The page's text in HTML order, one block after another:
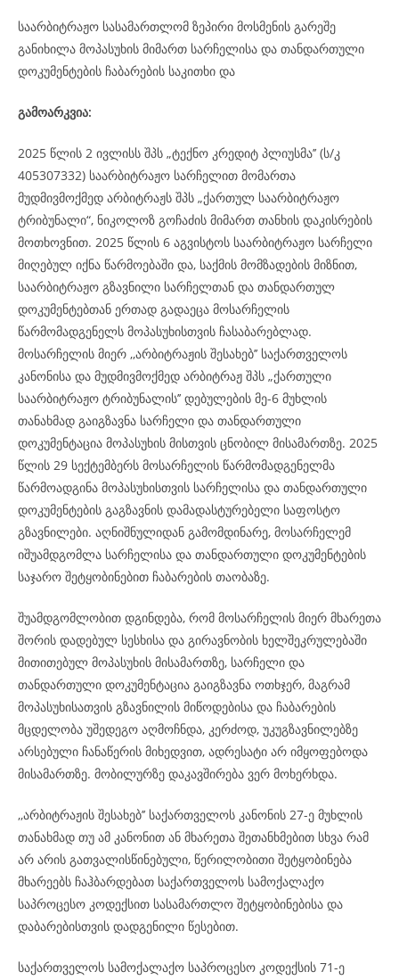
საარბიტრაჟო სასამართლომ ზეპირი მოსმენის გარეშე
განიხილა მოპასუხის მიმართ სარჩელისა და თანდართული
დოკუმენტების ჩაბარების საკითხი და
გამოარკვია:
2025 წლის 2 ივლისს შპს „ტექნო კრედიტ პლიუსმა’’ (ს/კ
405307332) საარბიტრაჟო სარჩელით მომართა
მუდმივმოქმედ არბიტრაჟს შპს „ქართულ საარბიტრაჟო
ტრიბუნალი“, ნიკოლოზ გოჩაძის მიმართ თანხის დაკისრების
მოთხოვნით. 2025 წლის 6 აგვისტოს საარბიტრაჟო სარჩელი
მიღებულ იქნა წარმოებაში და, საქმის მომზადების მიზნით,
საარბიტრაჟო გზავნილი სარჩელთან და თანდართულ
დოკუმენტებთან ერთად გადაეცა მოსარჩელის
წარმომადგენელს მოპასუხისთვის ჩასაბარებლად.
მოსარჩელის მიერ ,,არბიტრაჟის შესახებ’’ საქართველოს
კანონისა და მუდმივმოქმედ არბიტრაჟ შპს „ქართული
საარბიტრაჟო ტრიბუნალის’’ დებულების მე-6 მუხლის
თანახმად გაიგზავნა სარჩელი და თანდართული
დოკუმენტაცია მოპასუხის მისთვის ცნობილ მისამართზე. 2025
წლის 29 სექტემბერს მოსარჩელის წარმომადგენელმა
წარმოადგინა მოპასუხისთვის სარჩელისა და თანდართული
დოკუმენტების გაგზავნის დამადასტურებელი საფოსტო
გზავნილები. აღნიშნულიდან გამომდინარე, მოსარჩელემ
იშუამდგომლა სარჩელისა და თანდართული დოკუმენტების
საჯარო შეტყობინებით ჩაბარების თაობაზე.
შუამდგომლობით დგინდება, რომ მოსარჩელის მიერ მხარეთა
შორის დადებულ სესხისა და გირავნობის ხელშეკრულებაში
მითითებულ მოპასუხის მისამართზე, სარჩელი და
თანდართული დოკუმენტაცია გაიგზავნა ოთხჯერ, მაგრამ
მოპასუხისათვის გზავნილის მიწოდებისა და ჩაბარების
მცდელობა უშედეგო აღმოჩნდა, კერძოდ, უკუგზავნილებზე
არსებული ჩანაწერის მიხედვით, ადრესატი არ იმყოფებოდა
მისამართზე. მობილურზე დაკავშირება ვერ მოხერხდა.
,,არბიტრაჟის შესახებ’’ საქართველოს კანონის 27-ე მუხლის
თანახმად თუ ამ კანონით ან მხარეთა შეთანხმებით სხვა რამ
არ არის გათვალისწინებული, წერილობითი შეტყობინება
მხარეებს ჩაჰბარდებათ საქართველოს სამოქალაქო
საპროცესო კოდექსით სასამართლო შეტყობინებისა და
დაბარებისთვის დადგენილი წესებით.
საქართველოს სამოქალაქო საპროცესო კოდექსის 71-ე